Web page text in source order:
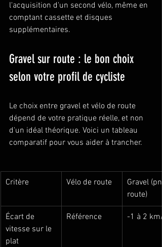
l'acquisition d'un second vélo, même en
comptant cassette et disques
supplémentaires.
Gravel sur route : le bon choix
selon votre profil de cycliste
Le choix entre gravel et vélo de route
dépend de votre pratique réelle, et non
d'un idéal théorique. Voici un tableau
comparatif pour vous aider à trancher.
Critère Vélo de route
Gravel
route)
Écart de
vitesse sur le
plat
Référence -1 à 2 km/